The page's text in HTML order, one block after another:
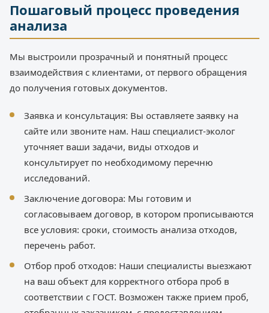
Пошаговый процесс проведения
анализа
Мы выстроили прозрачный и понятный процесс
взаимодействия с клиентами, от первого обращения
до получения готовых документов.
Заявка и консультация: Вы оставляете заявку на
сайте или звоните нам. Наш специалист-эколог
уточняет ваши задачи, виды отходов и
консультирует по необходимому перечню
исследований.
Заключение договора: Мы готовим и
согласовываем договор, в котором прописываются
все условия: сроки, стоимость анализа отходов,
перечень работ.
Отбор проб отходов: Наши специалисты выезжают
на ваш объект для корректного отбора проб в
соответствии с ГОСТ. Возможен также прием проб,